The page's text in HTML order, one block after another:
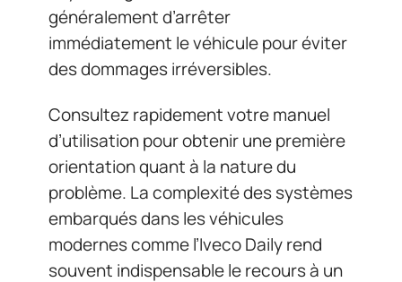
généralement d’arrêter
immédiatement le véhicule pour éviter
des dommages irréversibles.
Consultez rapidement votre manuel
d’utilisation pour obtenir une première
orientation quant à la nature du
problème. La complexité des systèmes
embarqués dans les véhicules
modernes comme l’Iveco Daily rend
souvent indispensable le recours à un